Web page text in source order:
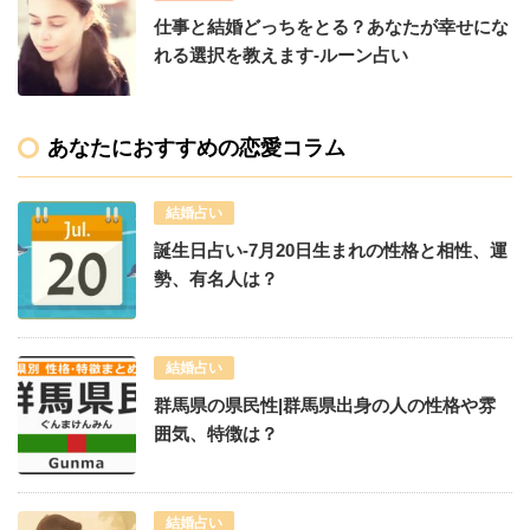
仕事と結婚どっちをとる？あなたが幸せにな
れる選択を教えます-ルーン占い
あなたにおすすめの恋愛コラム
結婚占い
誕生日占い-7月20日生まれの性格と相性、運
勢、有名人は？
結婚占い
群馬県の県民性|群馬県出身の人の性格や雰
囲気、特徴は？
結婚占い